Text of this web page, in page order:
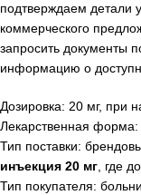
подтверждаем детали
коммерческого
запросить документы
информацию о
Дозировка: 20 мг, при
Лекарственная
Тип поставки:
инъекция 20 мг, где
Тип покупателя: